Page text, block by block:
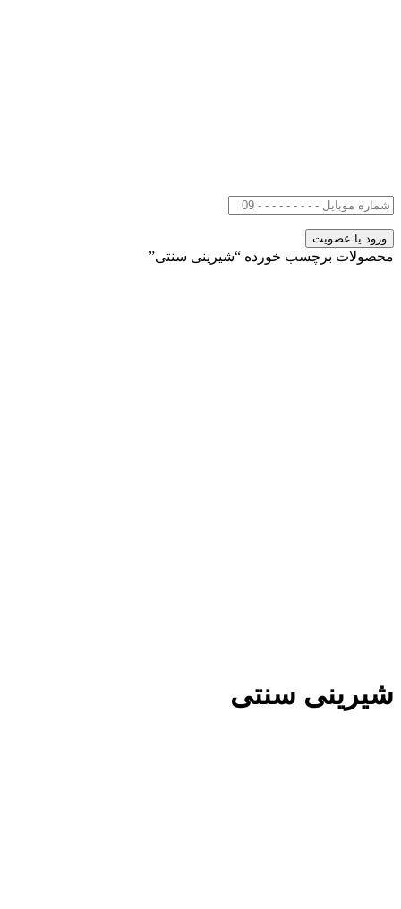
محصولات برچسب خورده “شیرینی سنتی”
شیرینی سنتی